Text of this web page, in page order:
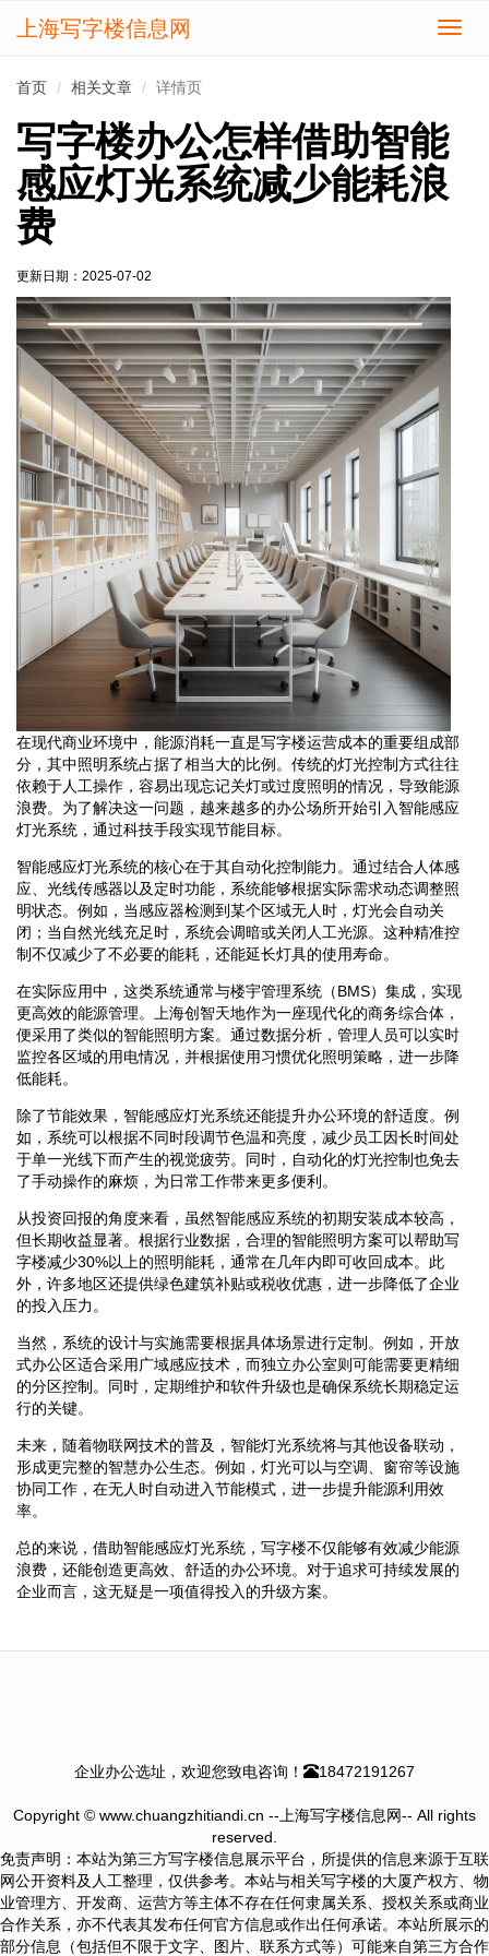
切
上海写字楼信息网
首页 相关文章 详情页
写字楼办公怎样借助智能
感应灯光系统减少能耗浪
费
更新日期： 2025-07-02
在现代商业环境中，能源消耗一直是写字楼运营成本的重要组成部
分，其中照明系统占据了相当大的比例。传统的灯光控制方式往往
依赖于人工操作，容易出现忘记关灯或过度照明的情况，导致能源
浪费。为了解决这一问题，越来越多的办公场所开始引入智能感应
灯光系统，通过科技手段实现节能目标。
智能感应灯光系统的核心在于其自动化控制能力。通过结合人体感
应、光线传感器以及定时功能，系统能够根据实际需求动态调整照
明状态。例如，当感应器检测到某个区域无人时，灯光会自动关
闭；当自然光线充足时，系统会调暗或关闭人工光源。这种精准控
制不仅减少了不必要的能耗，还能延长灯具的使用寿命。
在实际应用中，这类系统通常与楼宇管理系统（BMS）集成，实现
更高效的能源管理。上海创智天地作为一座现代化的商务综合体，
便采用了类似的智能照明方案。通过数据分析，管理人员可以实时
监控各区域的用电情况，并根据使用习惯优化照明策略，进一步降
低能耗。
除了节能效果，智能感应灯光系统还能提升办公环境的舒适度。例
如，系统可以根据不同时段调节色温和亮度，减少员工因长时间处
于单一光线下而产生的视觉疲劳。同时，自动化的灯光控制也免去
了手动操作的麻烦，为日常工作带来更多便利。
从投资回报的角度来看，虽然智能感应系统的初期安装成本较高，
但长期收益显著。根据行业数据，合理的智能照明方案可以帮助写
字楼减少30%以上的照明能耗，通常在几年内即可收回成本。此
外，许多地区还提供绿色建筑补贴或税收优惠，进一步降低了企业
的投入压力。
当然，系统的设计与实施需要根据具体场景进行定制。例如，开放
式办公区适合采用广域感应技术，而独立办公室则可能需要更精细
的分区控制。同时，定期维护和软件升级也是确保系统长期稳定运
行的关键。
未来，随着物联网技术的普及，智能灯光系统将与其他设备联动，
形成更完整的智慧办公生态。例如，灯光可以与空调、窗帘等设施
协同工作，在无人时自动进入节能模式，进一步提升能源利用效
率。
总的来说，借助智能感应灯光系统，写字楼不仅能够有效减少能源
浪费，还能创造更高效、舒适的办公环境。对于追求可持续发展的
企业而言，这无疑是一项值得投入的升级方案。
企业办公选址，欢迎您致电咨询！ 18472191267
Copyright © www.chuangzhitiandi.cn --上海写字楼信息网-- All rights
reserved.
免责声明：本站为第三方写字楼信息展示平台，所提供的信息来源于互联
网公开资料及人工整理，仅供参考。本站与相关写字楼的大厦产权方、物
业管理方、开发商、运营方等主体不存在任何隶属关系、授权关系或商业
合作关系，亦不代表其发布任何官方信息或作出任何承诺。本站所展示的
部分信息（包括但不限于文字、图片、联系方式等）可能来自第三方合作